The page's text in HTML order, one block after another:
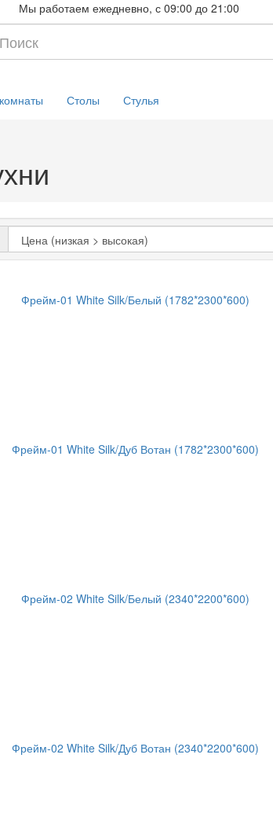
Мы работаем ежедневно, с 09:00 до 21:00
Столы Стулья